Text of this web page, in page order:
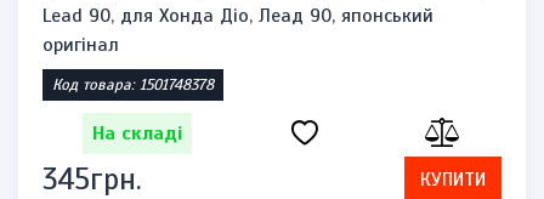
Lead 90, для Хонда Діо, Леад 90, японський
оригінал
Код товара: 1501748378
На складі
345грн. КУПИТИ